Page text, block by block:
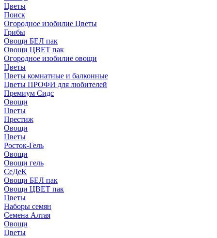
Цветы
Поиск
Огородное изобилие Цветы
Грибы
Овощи БЕЛ пак
Овощи ЦВЕТ пак
Огородное изобилие овощи
Цветы
Цветы комнатные и балконные
Цветы ПРОФИ для любителей
Премиум Сидс
Овощи
Цветы
Престиж
Овощи
Цветы
Росток-Гель
Овощи
Овощи гель
СеДеК
Овощи БЕЛ пак
Овощи ЦВЕТ пак
Цветы
Наборы семян
Семена Алтая
Овощи
Цветы